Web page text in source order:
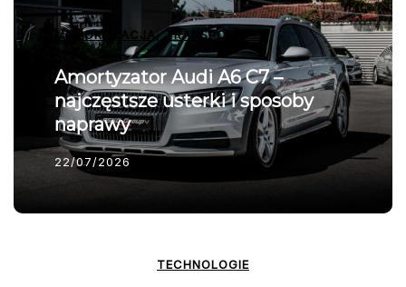
MOTORYZACJA, TRANSPORT
Amortyzator Audi A6 C7 –
najczęstsze usterki i sposoby
naprawy
22/07/2026
TECHNOLOGIE